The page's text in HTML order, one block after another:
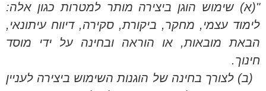
"(א) שימוש הוגן ביצירה מותר למטרות כגון אלה:
לימוד עצמי, מחקר, ביקורת, סקירה, דיווח עיתונאי,
הבאת מובאות, או הוראה ובחינה על ידי מוסד
חינוך.
(ב) לצורך בחינה של הוגנות השימוש ביצירה לעניין